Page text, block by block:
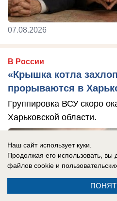
07.08.2026
В России
«Крышка котла
прорываются в
Группировка ВСУ скоро
Харьковской области.
Наш сайт использует куки.
Продолжая его использовать, вы
файлов cookie и